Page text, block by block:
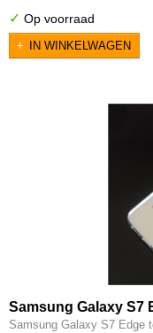
✓ Op voorraad
IN WINKELWAGEN
Samsung Galaxy S7
en konijntje
Samsung Galaxy S7 Edge